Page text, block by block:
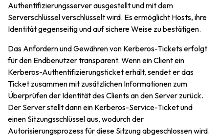
Authentifizierungsserver ausgestellt und mit dem
Serverschlüssel verschlüsselt wird. Es ermöglicht Hosts, ihre
Identität gegenseitig und auf sichere Weise zu bestätigen.
Das Anfordern und Gewähren von Kerberos-Tickets erfolgt
für den Endbenutzer transparent. Wenn ein Client ein
Kerberos-Authentifizierungsticket erhält, sendet er das
Ticket zusammen mit zusätzlichen Informationen zum
Überprüfen der Identität des Clients an den Server zurück.
Der Server stellt dann ein Kerberos-Service-Ticket und
einen Sitzungsschlüssel aus, wodurch der
Autorisierungsprozess für diese Sitzung abgeschlossen wird.